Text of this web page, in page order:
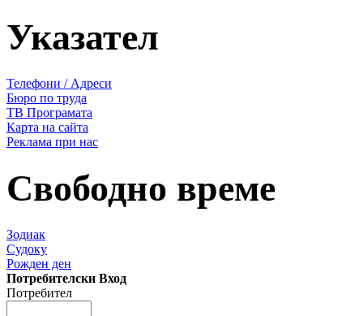
Указател
Телефони / Адреси
Бюро по труда
ТВ Програмата
Карта на сайта
Реклама при нас
Свободно време
Зодиак
Судоку
Рожден ден
Потребителски Вход
Потребител